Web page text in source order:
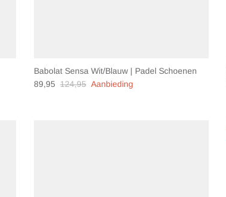
Babolat Sensa Wit/Blauw | Padel Schoenen
89,95 124,95 Aanbieding